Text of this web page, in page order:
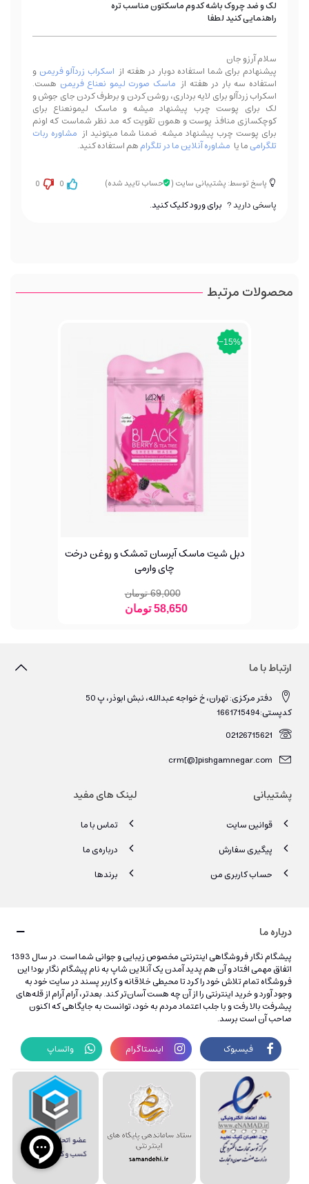
لک و ضد چروک باشه کدوم ماسکتون مناسب تره
راهنمایی کنید لطفا
سلام آرزو جان
پیشنهادم برای شما استفاده دوبار در هفته از اسکراب زردآلو فریمن و
استفاده سه بار در هفته از ماسک صورت لیمو نعناع فریمن هست.
اسکراب زردآلو برای لایه برداری، روشن کردن و برطرف کردن جای جوش و
لک برای پوست چرب پیشنهاد میشه و ماسک لیمونعناع برای
کوچکسازی منافذ پوست و همون تقویت که مد نظر شماست که اونم
برای پوست چرب پیشنهاد میشه. ضمنا شما میتونید از مشاوره ربات
تلگرامیما یا مشاوره آنلاین ما در تلگرامهم استفاده کنید.
پاسخ توسط: پشتیبانی سایت ( حساب تایید شده) 0
0
پاسخی دارید ? برای ورود کلیک کنید.
محصولات مرتبط
‎−15%
دبل شیت ماسک آبرسان تمشک و روغن درخت
چای وارمی
69,000 تومان
58,650 تومان
ارتباط با ما
دفتر مرکزی: تهران، خ خواجه عبدالله، نبش ابوذر، پ 50
کدپستی:1661715494
02126715621
crm[@]pishgamnegar.com
پشتیبانی
قوانین سایت
پیگیری سفارش
حساب کاربری من
لینک های مفید
تماس با ما
درباره‌ی ما
برندها
درباره ما
پیشگام نگار فروشگاهی اینترنتی مخصوص زیبایی و جوانی شما است. در سال 1393
اتفاق مهمی افتاد و آن هم پدید آمدن یک آنلاین شاپ به نام پیشگام نگار بود! این
فروشگاه تمام تلاش خود را کرد تا محیطی خلاقانه و کاربر پسند در سایت خود به
وجود آورد و خرید اینترنتی را از آن چه هست آسان‌تر کند. بعدتر، آرام آرام از قله‌های
پیشرفت بالا رفت و با جلب اعتماد مردم به خود، توانست به جایگاهی که اکنون
صاحب آن است برسد.
فیسبوک اینستاگرام واتساپ